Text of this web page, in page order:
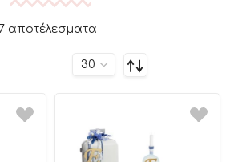
αποτέλεσματα